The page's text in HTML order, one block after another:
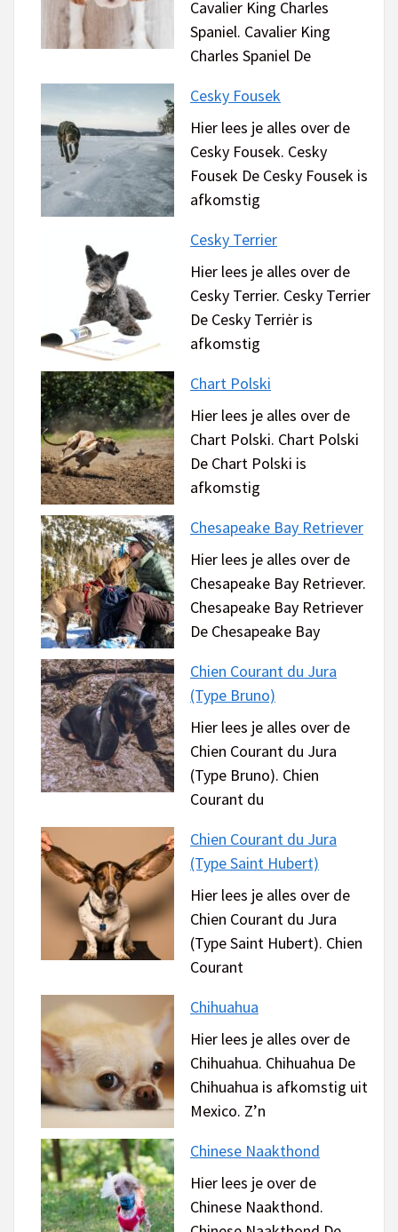
Cavalier King Charles
Spaniel. Cavalier King
Charles Spaniel De
Cesky Fousek
Hier lees je alles over de
Cesky Fousek. Cesky
Fousek De Cesky Fousek is
afkomstig
Cesky Terrier
Hier lees je alles over de
Cesky Terrier. Cesky Terrier
De Cesky Terriėr is
afkomstig
Chart Polski
Hier lees je alles over de
Chart Polski. Chart Polski
De Chart Polski is
afkomstig
Chesapeake Bay Retriever
Hier lees je alles over de
Chesapeake Bay Retriever.
Chesapeake Bay Retriever
De Chesapeake Bay
Chien Courant du Jura
(Type Bruno)
Hier lees je alles over de
Chien Courant du Jura
(Type Bruno). Chien
Courant du
Chien Courant du Jura
(Type Saint Hubert)
Hier lees je alles over de
Chien Courant du Jura
(Type Saint Hubert). Chien
Courant
Chihuahua
Hier lees je alles over de
Chihuahua. Chihuahua De
Chihuahua is afkomstig uit
Mexico. Z’n
Chinese Naakthond
Hier lees je over de
Chinese Naakthond.